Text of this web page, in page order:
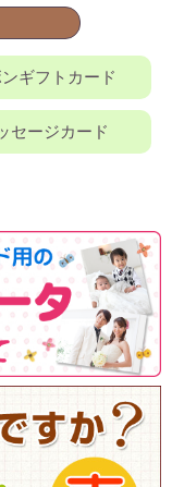
ンギフトカード
セージカード